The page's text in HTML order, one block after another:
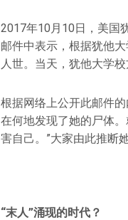
2017年10月10日，美国
邮件中表示，根据犹他
人世。当天，犹他大学校
根据网络上公开此邮件
在何地发现了她的尸体
害自己。”大家由此推断
“末人”涌现的时代？